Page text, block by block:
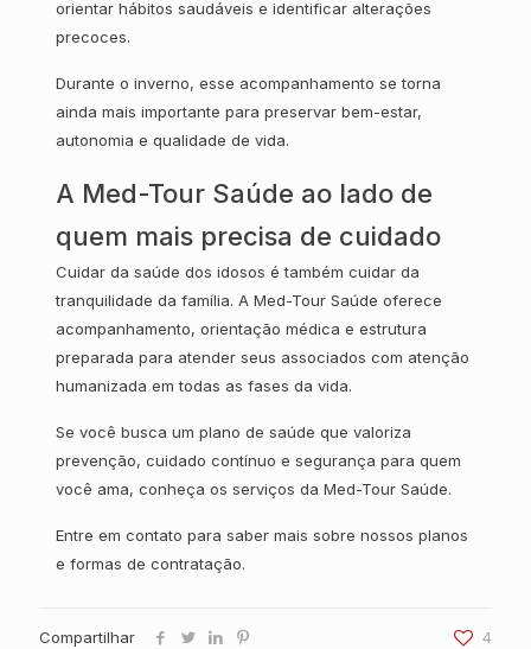
orientar hábitos saudáveis e identificar alterações
precoces.
Durante o inverno, esse acompanhamento se torna
ainda mais importante para preservar bem-estar,
autonomia e qualidade de vida.
A Med-Tour Saúde ao lado de
quem mais precisa de cuidado
Cuidar da saúde dos idosos é também cuidar da
tranquilidade da família. A Med-Tour Saúde oferece
acompanhamento, orientação médica e estrutura
preparada para atender seus associados com atenção
humanizada em todas as fases da vida.
Se você busca um plano de saúde que valoriza
prevenção, cuidado contínuo e segurança para quem
você ama, conheça os serviços da Med-Tour Saúde.
Entre em contato para saber mais sobre nossos planos
e formas de contratação.
Compartilhar 4